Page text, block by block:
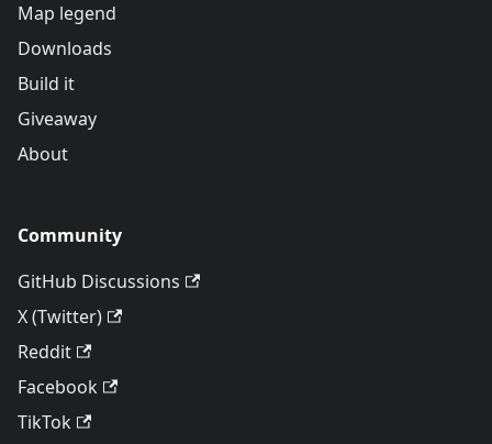
Map legend
Downloads
Build it
Giveaway
About
Community
GitHub Discussions
X (Twitter)
Reddit
Facebook
TikTok